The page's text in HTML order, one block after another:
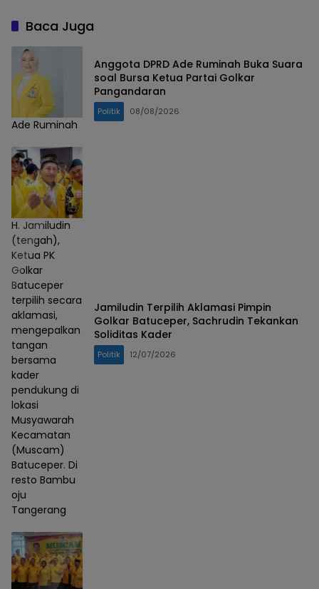
Baca Juga
Ade Ruminah
Anggota DPRD Ade Ruminah Buka Suara
soal Bursa Ketua Partai Golkar
Pangandaran
Politik 08/08/2026
H. Jamiludin
(tengah),
Ketua PK
Golkar
Batuceper
terpilih secara
aklamasi,
mengepalkan
tangan
bersama
kader
pendukung di
lokasi
Musyawarah
Kecamatan
(Muscam)
Batuceper. Di
resto Bambu
oju
Tangerang
Jamiludin Terpilih Aklamasi Pimpin
Golkar Batuceper, Sachrudin Tekankan
Soliditas Kader
Politik 12/07/2026